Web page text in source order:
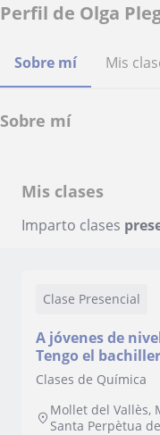
Perfil de Olga
Sobre mí Mis
Sobre mí
Mis clases
Imparto clases
Clase Presencial
A jóvenes de
Tengo el
Clases de Química
Mollet del Vallès,
Santa Perpètua